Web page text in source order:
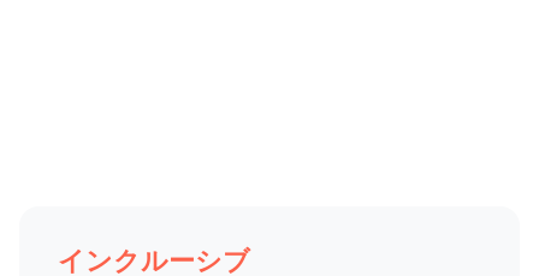
インクルーシブ